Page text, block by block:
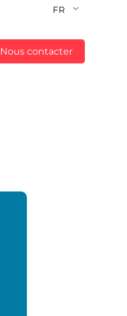
FR
Nous contacter